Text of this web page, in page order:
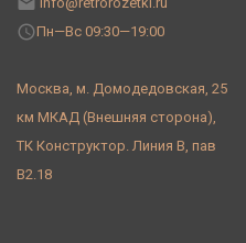
Пн—Вс 09:30—19:00
Москва, м. Домодедовская, 25
км МКАД (Внешняя сторона),
ТК Конструктор. Линия В, пав
В2.18